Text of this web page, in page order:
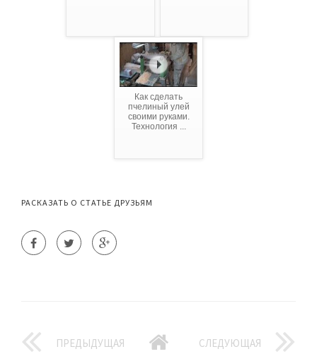
Как сделать
пчелиный улей
своими руками.
Технология ...
РАСКАЗАТЬ О СТАТЬЕ ДРУЗЬЯМ
ПРЕДЫДУЩАЯ
СЛЕДУЮЩАЯ